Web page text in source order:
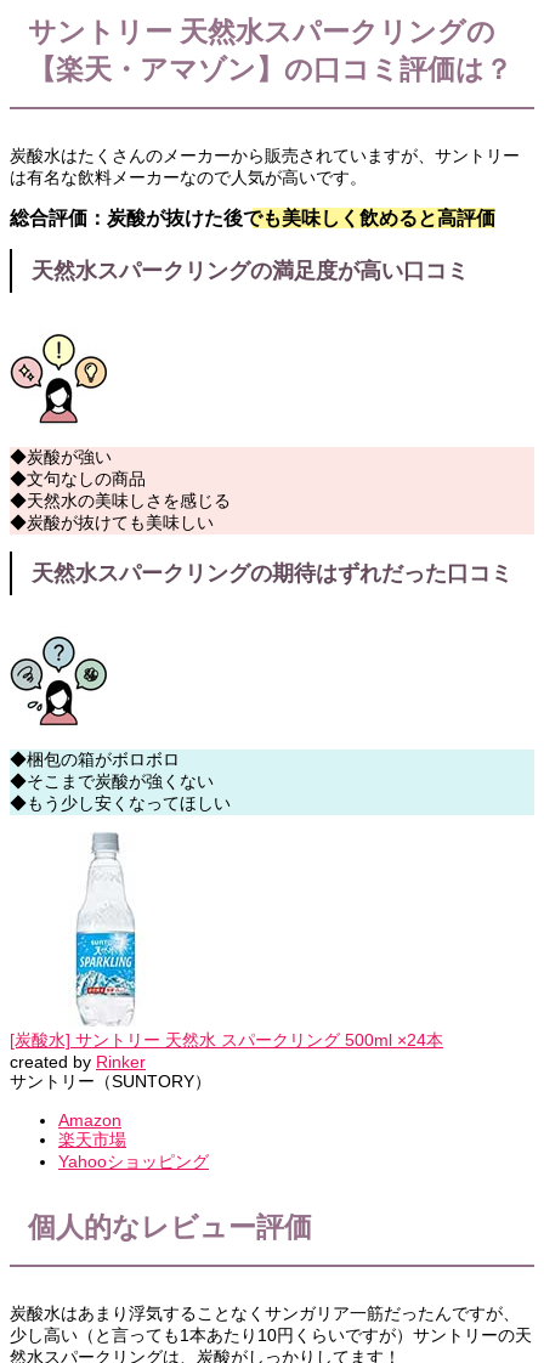
サントリー 天然水スパークリングの
【楽天・アマゾン】の口コミ評価は？
炭酸水はたくさんのメーカーから販売されていますが、サントリー
は有名な飲料メーカーなので人気が高いです。
総合評価：炭酸が抜けた後でも美味しく飲めると高評価
天然水スパークリングの満足度が高い口コミ
◆炭酸が強い
◆文句なしの商品
◆天然水の美味しさを感じる
◆炭酸が抜けても美味しい
天然水スパークリングの期待はずれだった口コミ
◆梱包の箱がボロボロ
◆そこまで炭酸が強くない
◆もう少し安くなってほしい
[炭酸水] サントリー 天然水 スパークリング 500ml ×24本
created by Rinker
サントリー（SUNTORY）
Amazon
楽天市場
Yahooショッピング
個人的なレビュー評価
炭酸水はあまり浮気することなくサンガリア一筋だったんですが、
少し高い（と言っても1本あたり10円くらいですが）サントリーの天
然水スパークリングは、炭酸がしっかりしてます！